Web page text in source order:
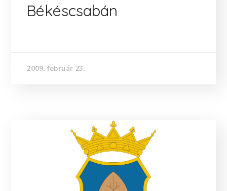
Békéscsabán
2009. február 23.